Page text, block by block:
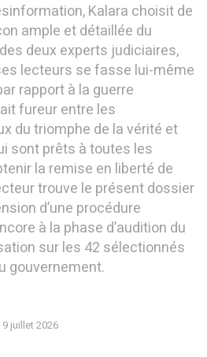
Kalara choisit de
ample et détaillée du
deux experts judiciaires,
lecteurs se fasse lui-même
rapport à la guerre
fureur entre les
du triomphe de la vérité et
sont prêts à toutes les
la remise en liberté de
trouve le présent dossier
d’une procédure
à la phase d’audition du
sur les 42 sélectionnés
gouvernement.
juillet 2026